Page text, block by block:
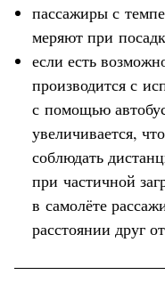
пассажиры с
меряют при
если есть
производится с
с помощью
увеличивается,
соблюдать
при частичной
в самолёте
расстоянии друг